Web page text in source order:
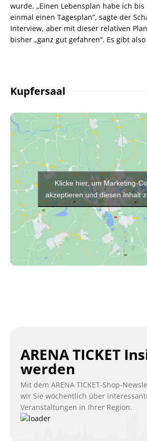
wurde. „Einen Lebensplan habe ich
einmal einen Tagesplan“, sagte der
Interview, aber mit dieser relativen
bisher „ganz gut gefahren“. Es gibt
Kupfersaal
Klicke hier, um Marketing-
akzeptieren und diesen Inhalt
ARENA TICKET
werden
Mit dem ARENA TICKET-Shop-
wir Sie wöchentlich über
Veranstaltungen in Ihrer Region.